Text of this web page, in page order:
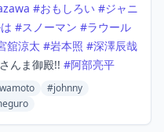
#おもしろい #ジャニ
#スノーマン #ラウール
舘涼太 #岩本照 #深澤辰哉
んま御殿!! #阿部亮平
#johnny